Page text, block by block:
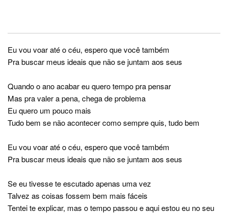
Eu vou voar até o céu, espero que você também
Pra buscar meus ideais que não se juntam aos seus
Quando o ano acabar eu quero tempo pra pensar
Mas pra valer a pena, chega de problema
Eu quero um pouco mais
Tudo bem se não acontecer como sempre quis, tudo bem
Eu vou voar até o céu, espero que você também
Pra buscar meus ideais que não se juntam aos seus
Se eu tivesse te escutado apenas uma vez
Talvez as coisas fossem bem mais fáceis
Tentei te explicar, mas o tempo passou e aqui estou eu no seu